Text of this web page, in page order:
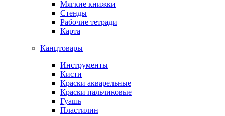
Мягкие книжки
Стенды
Рабочие тетради
Карта
Канцтовары
Инструменты
Кисти
Краски акварельные
Краски пальчиковые
Гуашь
Пластилин